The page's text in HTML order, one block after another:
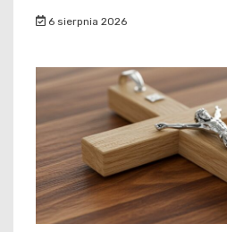
6 sierpnia 2026